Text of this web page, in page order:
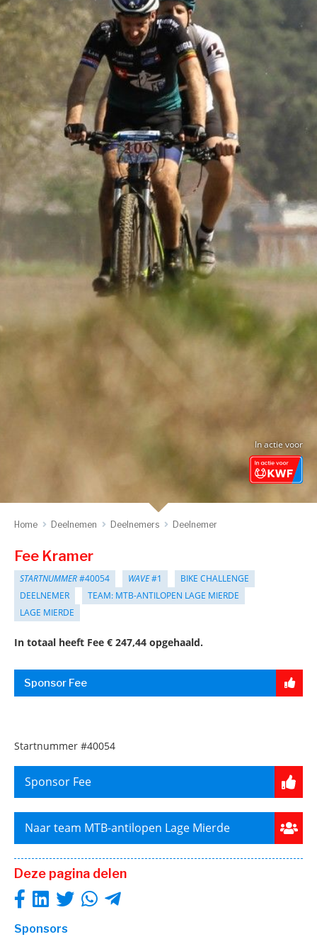
In actie voor
Home Deelnemen Deelnemers Deelnemer
Fee Kramer
STARTNUMMER#40054 WAVE#1
BIKE CHALLENGE
DEELNEMER
TEAM: MTB-ANTILOPEN LAGE MIERDE
LAGE MIERDE
In totaal heeft Fee € 247,44 opgehaald.
Sponsor Fee
Startnummer #40054
Sponsor Fee
Naar team MTB-antilopen Lage Mierde
Deze pagina delen
Sponsors